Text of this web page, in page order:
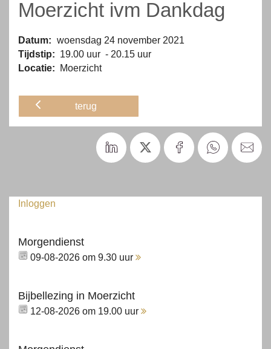
Moerzicht ivm Dankdag
Datum: woensdag 24 november 2021
Tijdstip: 19.00 uur - 20.15 uur
Locatie: Moerzicht
terug
Inloggen
Morgendienst
09-08-2026 om 9.30 uur
Bijbellezing in Moerzicht
12-08-2026 om 19.00 uur